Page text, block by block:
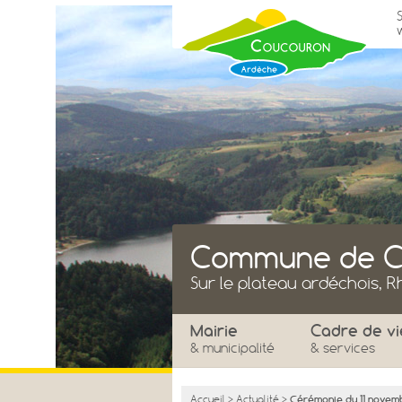
Commune de
Sur le plateau ardéchois,
Mairie
& municipalité
Cadre de
& services
Accueil > Actualité > Cérémonie du 11